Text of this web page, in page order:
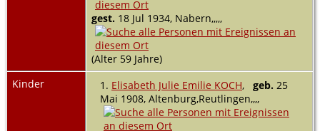
gest. 18 Jul 1934, Nabern,,,,,
(Alter 59 Jahre)
Kinder
1. Elisabeth Julie Emilie KOCH, geb. 25
Mai 1908, Altenburg,Reutlingen,,,,